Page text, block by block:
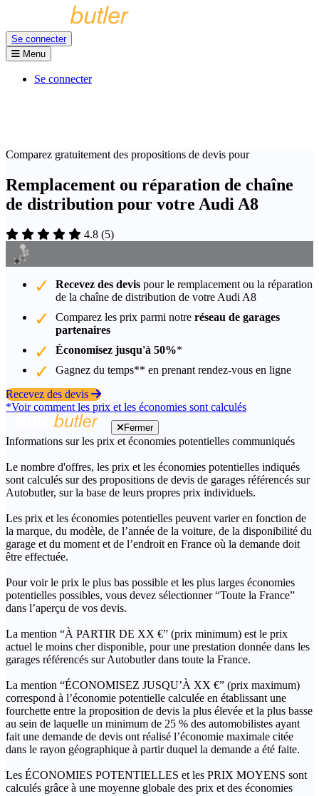
Se connecter
Menu
Se connecter
Comparez gratuitement des propositions de devis pour
Remplacement ou réparation de chaîne
de distribution pour votre Audi A8
4.8 (5)
Recevez des devis pour le remplacement ou la réparation
de la chaîne de distribution de votre Audi A8
Comparez les prix parmi notre réseau de garages
partenaires
Économisez jusqu'à 50%*
Gagnez du temps** en prenant rendez-vous en ligne
Recevez des devis
*Voir comment les prix et les économies sont calculés
Fermer
Informations sur les prix et économies potentielles communiqués
Le nombre d'offres, les prix et les économies potentielles indiqués
sont calculés sur des propositions de devis de garages référencés sur
Autobutler, sur la base de leurs propres prix individuels.
Les prix et les économies potentielles peuvent varier en fonction de
la marque, du modèle, de l’année de la voiture, de la disponibilité du
garage et du moment et de l’endroit en France où la demande doit
être effectuée.
Pour voir le prix le plus bas possible et les plus larges économies
potentielles possibles, vous devez sélectionner “Toute la France”
dans l’aperçu de vos devis.
La mention “À PARTIR DE XX €” (prix minimum) est le prix
actuel le moins cher disponible, pour une prestation donnée dans les
garages référencés sur Autobutler dans toute la France.
La mention “ÉCONOMISEZ JUSQU’À XX €” (prix maximum)
correspond à l’économie potentielle calculée en établissant une
fourchette entre la proposition de devis la plus élevée et la plus basse
au sein de laquelle un minimum de 25 % des automobilistes ayant
fait une demande de devis ont réalisé l’économie maximale citée
dans le rayon géographique à partir duquel la demande a été faite.
Les ÉCONOMIES POTENTIELLES et les PRIX MOYENS sont
calculés grâce à une moyenne globale des prix et des économies